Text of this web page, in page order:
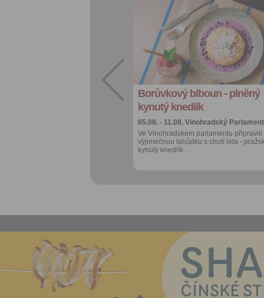
Borůvkový blboun - plněný
kynutý knedlík
05.08. - 11.08. Vinohradský Parlament
Ve Vinohradském parlamentu připravili
výjimečnou lahůdku s chutí léta -
kynutý knedlík…
Přidat do
oblíbených
Sdílet:
Facebook
export do
kalendáře
Více výhod pro
přihlášené